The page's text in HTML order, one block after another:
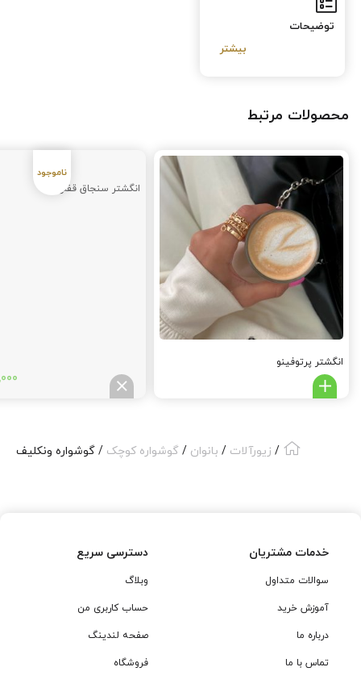
توضیحات
محصولات مرتبط
انگشتر پرتوفینو
انگشتر سنجاق قفلی
/ زیورآلات / بانوان / گوشواره کوچک / گوشواره ونکلیف
خدمات مشتریان
سوالات متداول
آموزش خرید
درباره ما
تماس با ما
دسترسی سریع
وبلاگ
حساب کاربری من
صفحه لندینگ
فروشگاه